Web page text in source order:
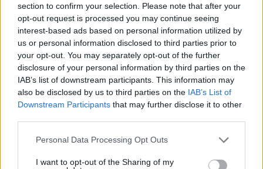
section to confirm your selection. Please note that after your
opt-out request is processed you may continue seeing
interest-based ads based on personal information utilized by
us or personal information disclosed to third parties prior to
your opt-out. You may separately opt-out of the further
disclosure of your personal information by third parties on the
IAB’s list of downstream participants. This information may
also be disclosed by us to third parties on the IAB’s List of
Downstream Participants that may further disclose it to other
Please note that this website/app uses one or more Google
not limited to your visit or usage behaviour. You may click to
Personal Data Processing Opt Outs
I want to opt-out of the Sharing of my
Οργή στο Περού για το βίντεο της
σεξουαλικής επίθεσης μαέστρου σε
26χρονη τραγουδίστρια: «Σιγά-σιγά
θα το ξεπεράσεις» της έλεγαν από τη
μπάντα της
07.08.2026, 07:16 105
από την αμερικανική ανεξαρτησία -